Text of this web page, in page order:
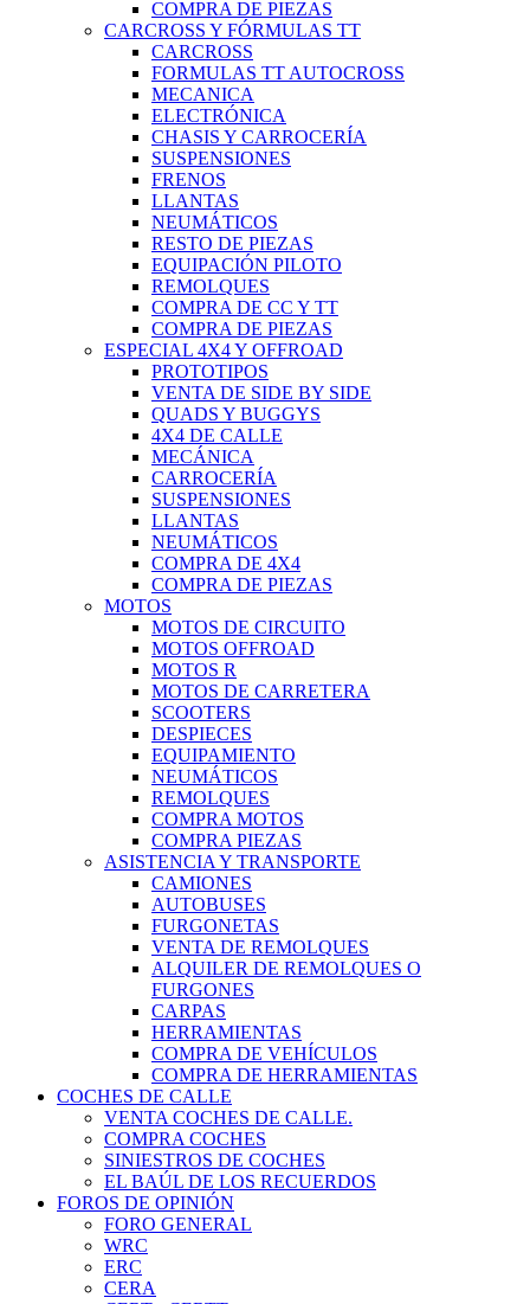
COMPRA DE PIEZAS
CARCROSS Y FÓRMULAS TT
CARCROSS
FORMULAS TT AUTOCROSS
MECANICA
ELECTRÓNICA
CHASIS Y CARROCERÍA
SUSPENSIONES
FRENOS
LLANTAS
NEUMÁTICOS
RESTO DE PIEZAS
EQUIPACIÓN PILOTO
REMOLQUES
COMPRA DE CC Y TT
COMPRA DE PIEZAS
ESPECIAL 4X4 Y OFFROAD
PROTOTIPOS
VENTA DE SIDE BY SIDE
QUADS Y BUGGYS
4X4 DE CALLE
MECÁNICA
CARROCERÍA
SUSPENSIONES
LLANTAS
NEUMÁTICOS
COMPRA DE 4X4
COMPRA DE PIEZAS
MOTOS
MOTOS DE CIRCUITO
MOTOS OFFROAD
MOTOS R
MOTOS DE CARRETERA
SCOOTERS
DESPIECES
EQUIPAMIENTO
NEUMÁTICOS
REMOLQUES
COMPRA MOTOS
COMPRA PIEZAS
ASISTENCIA Y TRANSPORTE
CAMIONES
AUTOBUSES
FURGONETAS
VENTA DE REMOLQUES
ALQUILER DE REMOLQUES O
FURGONES
CARPAS
HERRAMIENTAS
COMPRA DE VEHÍCULOS
COMPRA DE HERRAMIENTAS
COCHES DE CALLE
VENTA COCHES DE CALLE.
COMPRA COCHES
SINIESTROS DE COCHES
EL BAÚL DE LOS RECUERDOS
FOROS DE OPINIÓN
FORO GENERAL
WRC
ERC
CERA